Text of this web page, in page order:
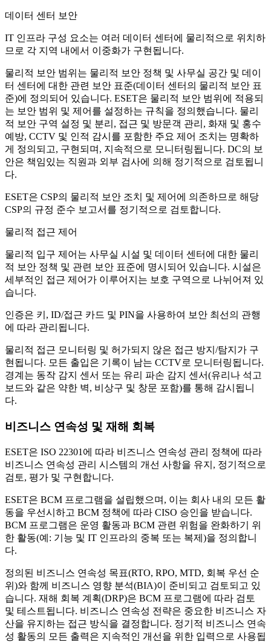
데이터 센터 보안
IT 인프라 구성 요소는 여러 데이터 센터에 물리적으로 위치하
므로 각 지역 내에서 이중화가 구현됩니다.
물리적 보안 범위는 물리적 보안 정책 및 사무실 공간 및 데이
터 센터에 대한 관련 보안 표준(데이터 센터의 물리적 보안 표
준)에 정의되어 있습니다. ESET은 물리적 보안 범위에 적용되
는 보안 범위 및 제어를 설정하는 규칙을 정의했습니다. 물리
적 보안 구역 설정 및 분리, 접근 및 방문객 관리, 화재 및 홍수
예방, CCTV 및 인적 감시를 포함한 주요 제어 조치는 명확하
게 정의되고, 구현되며, 지속적으로 모니터링됩니다. DC의 보
안은 책임있는 직원과 외부 검사에 의해 정기적으로 검토됩니
다.
ESET은 CSP의 물리적 보안 조치 및 제어에 의존하므로 해당
CSP의 규정 준수 보고서를 정기적으로 검토합니다.
물리적 접근 제어
물리적 입구 제어는 사무실 시설 및 데이터 센터에 대한 물리
적 보안 정책 및 관련 보안 표준에 명시되어 있습니다. 시설은
세부적인 접근 제어가 이루어지는 보호 구역으로 나뉘어져 있
습니다.
인증은 키, ID/접근 카드 및 PIN을 사용하여 보안 최선의 관행
에 따라 관리됩니다.
물리적 접근 모니터링 및 허가되지 않은 접근 방지/탐지가 구
현됩니다. 모든 출입은 기록이 남는 CCTV로 모니터링됩니다.
경계는 동작 감지 센서 또는 유리 파손 감지 센서(유리나 석고
보드와 같은 약한 벽, 비상구 및 창문 포함)를 통해 감시됩니
다.
비즈니스 연속성 및 재해 회복
ESET은 ISO 22301에 따라 비즈니스 연속성 관리 정책에 따라
비즈니스 연속성 관리 시스템의 개선 사항을 유지, 정기적으로
검토, 평가 및 구현합니다.
ESET은 BCM 프로그램을 설립했으며, 이는 회사 내의 모든 활
동을 우선시하고 BCM 정책에 따라 CISO 승인을 받습니다.
BCM 프로그램은 운영 활동과 BCM 관련 위험을 완화하기 위
한 활동(예: 기능 및 IT 인프라의 중복 또는 복제)을 정의합니
다.
정의된 비즈니스 연속성 목표(RTO, RPO, MTD, 회복 우선 순
위)와 함께 비즈니스 영향 분석(BIA)이 준비되고 검토되고 있
습니다. 재해 회복 계획(DRP)은 BCM 프로그램에 따라 검토
및 테스트됩니다. 비즈니스 연속성 전략은 중요한 비즈니스 자
산을 유지하는 접근 방식을 결정합니다. 정기적 비즈니스 연속
성 활동의 모든 출력은 지속적인 개선을 위한 입력으로 사용됩